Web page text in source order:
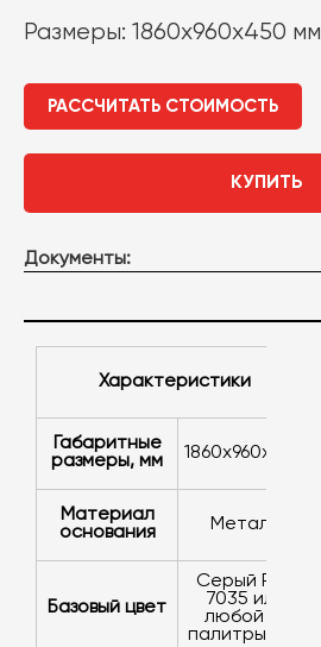
Размеры: 1860x960x450 мм
РАССЧИТАТЬ СТОИМОСТЬ
КУПИТЬ
Документы:
Характеристики
Габаритные
размеры, мм
1860x960x450
Материал
основания
металл
базовый цвет
серый RAL
7035 или
любой из
палитры RAL